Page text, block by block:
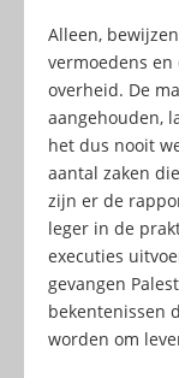
Alleen,
vermoedens
overheid. De
aangehouden,
het dus nooit
aantal zaken
zijn er de
leger in de
executies
gevangen
bekentenissen
worden om